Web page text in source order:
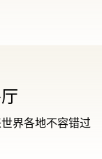
界各地不容错过